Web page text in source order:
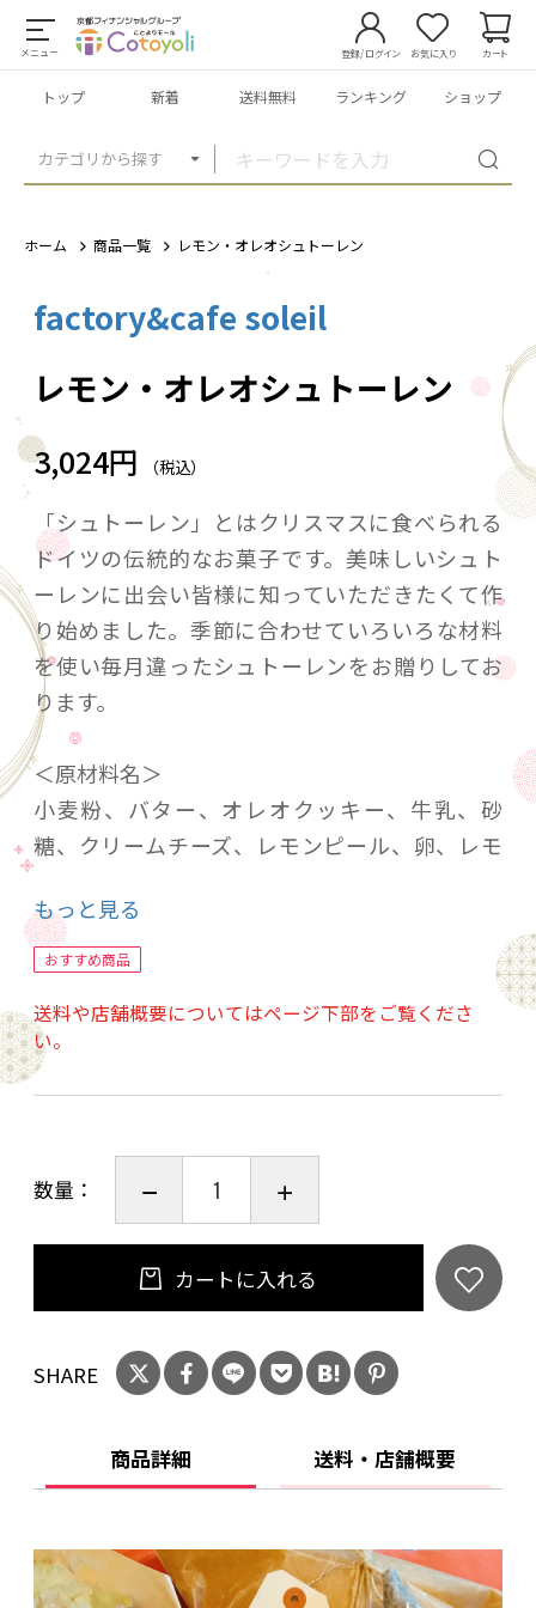
メニュー
カテゴリから探す
登録/ログイン お気に入り カート
トップ 新着 送料無料 ランキング ショップ
ホーム 商品一覧 レモン・オレオシュトーレン
factory&cafe soleil
レモン・オレオシュトーレン
3,024円 （税込）
「シュトーレン」とはクリスマスに食べられる
ドイツの伝統的なお菓子です。美味しいシュト
ーレンに出会い皆様に知っていただきたくて作
り始めました。季節に合わせていろいろな材料
を使い毎月違ったシュトーレンをお贈りしてお
ります。
＜原材料名＞
小麦粉、バター、オレオクッキー、牛乳、砂
糖、クリームチーズ、レモンピール、卵、レモ
ライイースト、ベーキングパウダー
＜賞味期限＞2025年 8月 28日
＜重量・サイズ＞
（約300ℊ/長さ約13.0ｃｍ、巾約7.5ｃｍ、高さ
約6.0ｃｍ）
もっと見る
おすすめ商品
送料や店舗概要についてはページ下部をご覧くださ
い。
数量：
カートに入れる
SHARE
商品詳細 送料・店舗概要